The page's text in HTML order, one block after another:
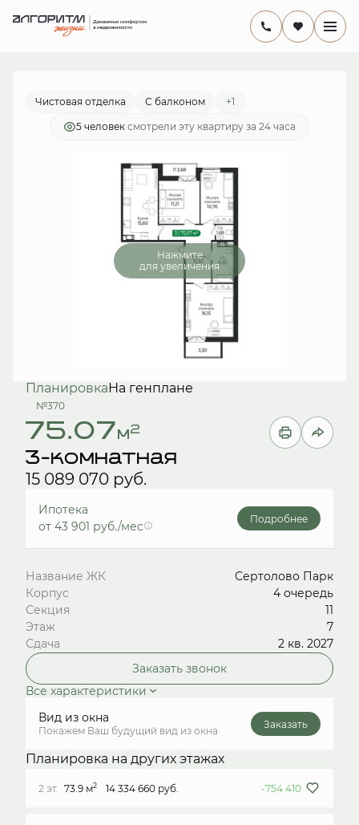
комнатная
15 089 070 руб.
от 43 901 руб./мес.
Чистовая отделка С балконом +1
5 человек смотрели эту квартиру за 24 часа
Нажмите
для увеличения
ПланировкаНа генплане
№370
75.07м2
3-комнатная
15 089 070 руб.
Ипотека
от 43 901 руб./мес
Подробнее
Название ЖК
Сертолово Парк
Корпус
4 очередь
Секция
11
Этаж
7
Сдача
2 кв. 2027
Заказать звонок
Все характеристики
Вид из окна
Покажем Ваш будущий вид из окна
Заказать
Планировка на других этажах
2 эт. 73.9 м2 14 334 660 руб. -754 410